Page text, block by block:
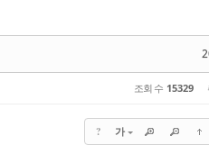
조회 수 15329
? 가